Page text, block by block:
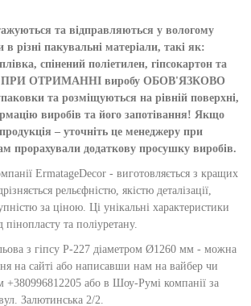
та відправляються у вологому
в різні пакувальні матеріали, такі як:
спінений поліетилен, гіпсокартон та
ПРИ ОТРИМАННІ виробу ОБОВ'ЯЗКОВО
та розміщуються на рівній поверхні,
виробів та його запотівання! Якщо
– уточніть це менеджеру при
прорахували додаткову просушку виробів.
ErmatageDecor - виготовляється з кращих
рельєфністю, якістю деталізації,
за ціною. Ці унікальні характеристики
пінопласту та поліуретану.
з гіпсу Р-227 діаметром Ø1260 мм - можна
на сайті або написавши нам на вайбер чи
+380996812205 або в Шоу-Румі компанії за
Залютинська 2/2.